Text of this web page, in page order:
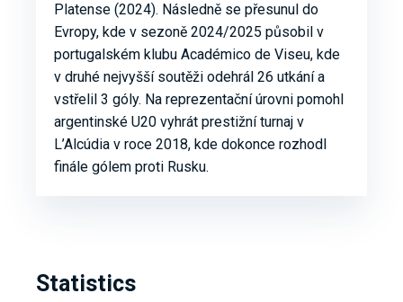
Platense (2024). Následně se přesunul do
Evropy, kde v sezoně 2024/2025 působil v
portugalském klubu Académico de Viseu, kde
v druhé nejvyšší soutěži odehrál 26 utkání a
vstřelil 3 góly. Na reprezentační úrovni pomohl
argentinské U20 vyhrát prestižní turnaj v
L’Alcúdia v roce 2018, kde dokonce rozhodl
finále gólem proti Rusku.
Statistics